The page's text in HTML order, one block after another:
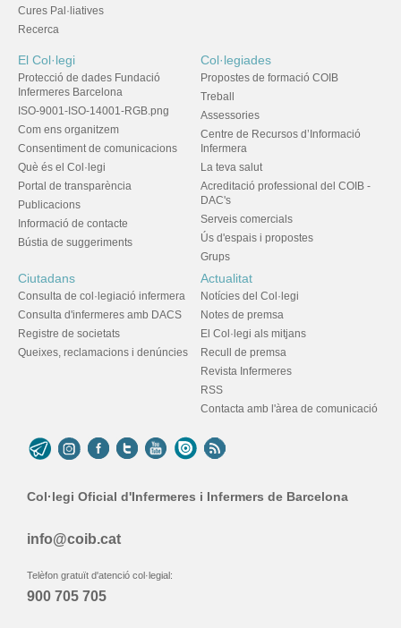
Cures Pal·liatives
Recerca
El Col·legi
Protecció de dades Fundació
Infermeres Barcelona
ISO-9001-ISO-14001-RGB.png
Com ens organitzem
Consentiment de comunicacions
Què és el Col·legi
Portal de transparència
Publicacions
Informació de contacte
Bústia de suggeriments
Col·legiades
Propostes de formació COIB
Treball
Assessories
Centre de Recursos d’Informació
Infermera
La teva salut
Acreditació professional del COIB -
DAC's
Serveis comercials
Ús d'espais i propostes
Grups
Ciutadans
Consulta de col·legiació infermera
Consulta d'infermeres amb DACS
Registre de societats
Queixes, reclamacions i denúncies
Actualitat
Notícies del Col·legi
Notes de premsa
El Col·legi als mitjans
Recull de premsa
Revista Infermeres
RSS
Contacta amb l'àrea de comunicació
Col·legi Oficial d'Infermeres i Infermers de Barcelona
info@coib.cat
Telèfon gratuït d'atenció col·legial:
900 705 705